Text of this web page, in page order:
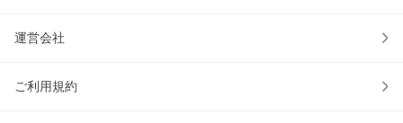
運営会社
ご利用規約